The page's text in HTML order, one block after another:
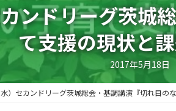
ンドリーグ茨城
て支援の現状と
2017年5月18日
水）セカンドリーグ茨城総会・基調講演『切れ目の